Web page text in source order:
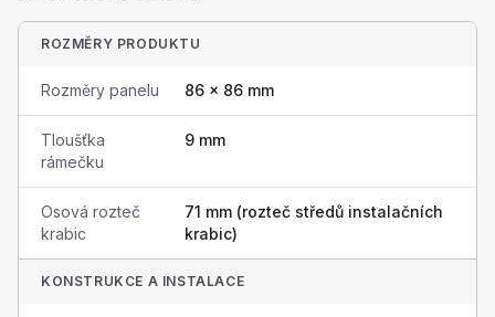
ROZMĚRY PRODUKTU
Rozměry panelu 86 × 86 mm
Tloušťka
rámečku
9 mm
Osová rozteč
krabic
71 mm (rozteč středů instalačních
krabic)
KONSTRUKCE A INSTALACE